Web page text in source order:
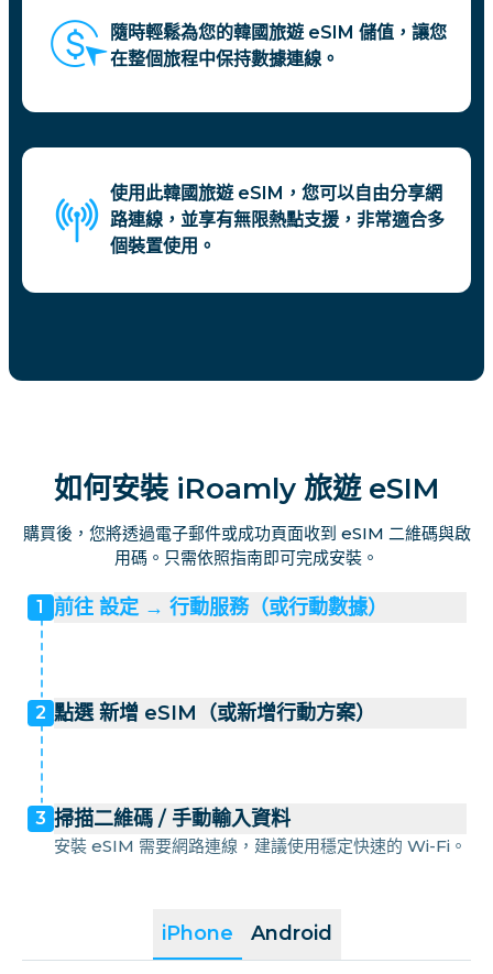
隨時輕鬆為您的韓國旅遊 eSIM 儲值，讓您
在整個旅程中保持數據連線。
使用此韓國旅遊 eSIM，您可以自由分享網
路連線，並享有無限熱點支援，非常適合多
個裝置使用。
如何安裝 iRoamly 旅遊 eSIM
購買後，您將透過電子郵件或成功頁面收到 eSIM 二維碼與啟
用碼。只需依照指南即可完成安裝。
iPhone Android
1 前往 設定 → 行動服務（或行動數據）
2 點選 新增 eSIM（或新增行動方案）
3 掃描二維碼 / 手動輸入資料
安裝 eSIM 需要網路連線，建議使用穩定快速的 Wi-Fi。